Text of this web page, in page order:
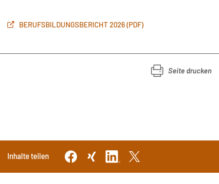
BERUFSBILDUNGSBERICHT 2026 (PDF)
Seite drucken
Inhalte teilen